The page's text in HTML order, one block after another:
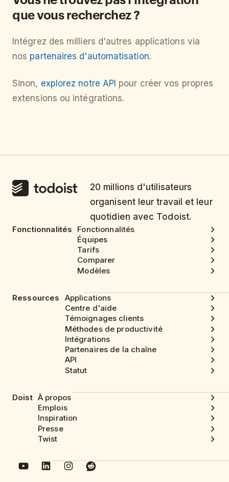
que vous recherchez ?
Intégrez des milliers d'autres applications via
nos partenaires d'automatisation.
Sinon, explorez notre API pour créer vos propres
extensions ou intégrations.
20 millions d'utilisateurs
organisent leur travail et leur
quotidien avec Todoist.
Fonctionnalités
Fonctionnalités
Équipes
Tarifs
Comparer
Modèles
Ressources
Applications
Centre d'aide
Témoignages clients
Méthodes de productivité
Intégrations
Partenaires de la chaîne
API
Statut
Doist À propos
Emplois
Inspiration
Presse
Twist